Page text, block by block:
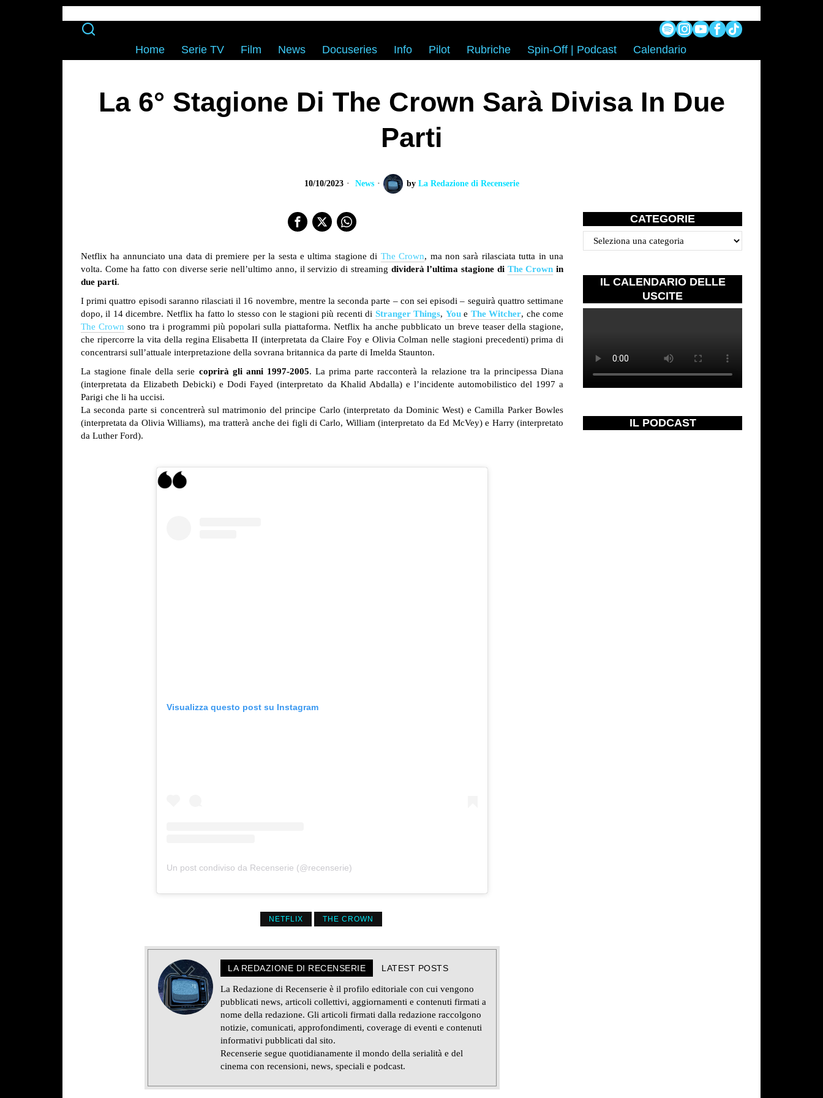
Home Serie TV Film News Docuseries Info Pilot Rubriche Spin-Off | Podcast Calendario
La 6° Stagione Di The Crown Sarà Divisa In Due
Parti
10/10/2023 News by La Redazione di Recenserie
Netflix ha annunciato una data di premiere per la sesta e ultima stagione di The Crown, ma non sarà rilasciata tutta in una
volta. Come ha fatto con diverse serie nell’ultimo anno, il servizio di streaming dividerà l’ultima stagione di The Crown in
due parti.
I primi quattro episodi saranno rilasciati il 16 novembre, mentre la seconda parte – con sei episodi – seguirà quattro settimane
dopo, il 14 dicembre. Netflix ha fatto lo stesso con le stagioni più recenti di Stranger Things, Youe The Witcher, che come
The Crown sono tra i programmi più popolari sulla piattaforma. Netflix ha anche pubblicato un breve teaser della stagione,
che ripercorre la vita della regina Elisabetta II (interpretata da Claire Foy e Olivia Colman nelle stagioni precedenti) prima di
concentrarsi sull’attuale interpretazione della sovrana britannica da parte di Imelda Staunton.
La stagione finale della serie coprirà gli anni 1997-2005. La prima parte racconterà la relazione tra la principessa Diana
(interpretata da Elizabeth Debicki) e Dodi Fayed (interpretato da Khalid Abdalla) e l’incidente automobilistico del 1997 a
Parigi che li ha uccisi.
La seconda parte si concentrerà sul matrimonio del principe Carlo (interpretato da Dominic West) e Camilla Parker Bowles
(interpretata da Olivia Williams), ma tratterà anche dei figli di Carlo, William (interpretato da Ed McVey) e Harry (interpretato
da Luther Ford).
Visualizza questo post su Instagram
Un post condiviso da Recenserie (@recenserie)
NETFLIX THE CROWN
LA REDAZIONE DI RECENSERIE LATEST POSTS
La Redazione di Recenserie è il profilo editoriale con cui vengono
pubblicati news, articoli collettivi, aggiornamenti e contenuti firmati a
nome della redazione. Gli articoli firmati dalla redazione raccolgono
notizie, comunicati, approfondimenti, coverage di eventi e contenuti
informativi pubblicati dal sito.
Recenserie segue quotidianamente il mondo della serialità e del
cinema con recensioni, news, speciali e podcast.
CATEGORIE
Categorie
IL CALENDARIO DELLE
USCITE
IL PODCAST